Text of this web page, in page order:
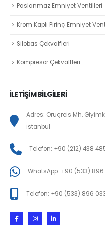
Paslanmaz Emniyet Ventilleri
Krom Kaplı Pirinç Emniyet
Silobas Çekvalfleri
Kompresör Çekvalfleri
İLETİŞİM BİLGİLERİ
Adres: Oruçreis Mh.
İstanbul
Telefon: +90 (212) 438
WhatsApp: +90 (533) 896
Telefon: +90 (533) 896